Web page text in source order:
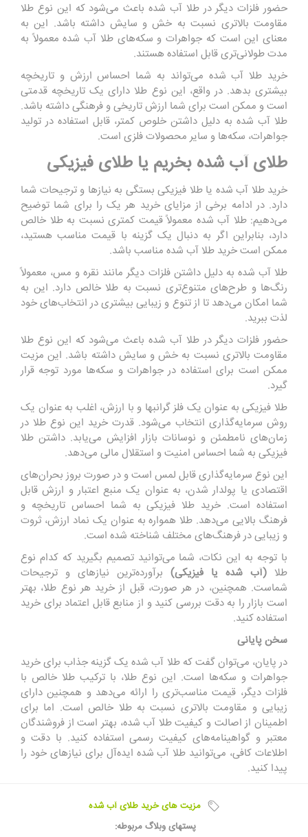
حضور فلزات دیگر در طلا آب شده باعث می‌شود که این نوع طلا
مقاومت بالاتری نسبت به خش و سایش داشته باشد. این به
معنای این است که جواهرات و سکه‌های طلا آب شده معمولاً به
مدت طولانی‌تری قابل استفاده هستند.
خرید طلا آب شده می‌تواند به شما احساس ارزش و تاریخچه
بیشتری بدهد. در واقع، این نوع طلا دارای یک تاریخچه قدمتی
است و ممکن است برای شما ارزش تاریخی و فرهنگی داشته باشد.
طلا آب شده به دلیل داشتن خلوص کمتر، قابل استفاده در تولید
جواهرات، سکه‌ها و سایر محصولات فلزی است.
طلای آب شده بخریم یا طلای فیزیکی
خرید طلا آب شده یا طلا فیزیکی بستگی به نیازها و ترجیحات شما
دارد. در ادامه برخی از مزایای خرید هر یک را برای شما توضیح
می‌دهیم: طلا آب شده معمولاً قیمت کمتری نسبت به طلا خالص
دارد، بنابراین اگر به دنبال یک گزینه با قیمت مناسب هستید،
ممکن است خرید طلا آب شده مناسب باشد.
طلا آب شده به دلیل داشتن فلزات دیگر مانند نقره و مس، معمولاً
رنگ‌ها و طرح‌های متنوع‌تری نسبت به طلا خالص دارد. این به
شما امکان می‌دهد تا از تنوع و زیبایی بیشتری در انتخاب‌های خود
لذت ببرید.
حضور فلزات دیگر در طلا آب شده باعث می‌شود که این نوع طلا
مقاومت بالاتری نسبت به خش و سایش داشته باشد. این مزیت
ممکن است برای استفاده در جواهرات و سکه‌ها مورد توجه قرار
گیرد.
طلا فیزیکی به عنوان یک فلز گرانبها و با ارزش، اغلب به عنوان یک
روش سرمایه‌گذاری انتخاب می‌شود. قدرت خرید این نوع طلا در
زمان‌های نامطمئن و نوسانات بازار افزایش می‌یابد. داشتن طلا
فیزیکی به شما احساس امنیت و استقلال مالی می‌دهد.
این نوع سرمایه‌گذاری قابل لمس است و در صورت بروز بحران‌های
اقتصادی یا پولدار شدن، به عنوان یک منبع اعتبار و ارزش قابل
استفاده است. خرید طلا فیزیکی به شما احساس تاریخچه و
فرهنگ بالایی می‌دهد. طلا همواره به عنوان یک نماد ارزش، ثروت
و زیبایی در فرهنگ‌های مختلف شناخته شده است.
با توجه به این نکات، شما می‌توانید تصمیم بگیرید که کدام نوع
طلا (آب شده یا فیزیکی) برآورده‌ترین نیازهای و ترجیحات
شماست. همچنین، در هر صورت، قبل از خرید هر نوع طلا، بهتر
است بازار را به دقت بررسی کنید و از منابع قابل اعتماد برای خرید
استفاده کنید.
سخن پایانی
در پایان، می‌توان گفت که طلا آب شده یک گزینه جذاب برای خرید
جواهرات و سکه‌ها است. این نوع طلا، با ترکیب طلا خالص با
فلزات دیگر، قیمت مناسب‌تری را ارائه می‌دهد و همچنین دارای
زیبایی و مقاومت بالاتری نسبت به طلا خالص است. اما برای
اطمینان از اصالت و کیفیت طلا آب شده، بهتر است از فروشندگان
معتبر و گواهینامه‌های کیفیت رسمی استفاده کنید. با دقت و
اطلاعات کافی، می‌توانید طلا آب شده ایده‌آل برای نیازهای خود را
پیدا کنید.
مزیت های خرید طلای آب شده
پستهای وبلاگ مربوطه: